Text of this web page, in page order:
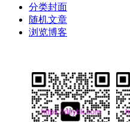
分类封面
随机文章
浏览博客